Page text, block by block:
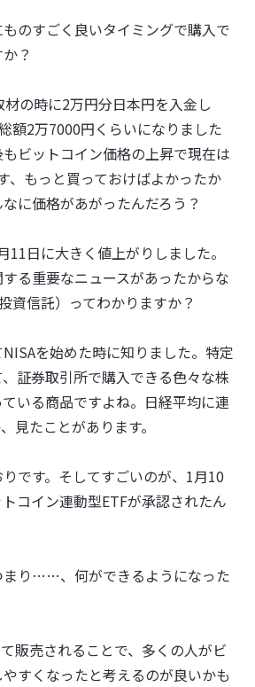
のすごく良いタイミングで購入で
？
の時に2万円分日本円を入金し
額2万7000円くらいになりました
もビットコイン価格の上昇で現在は
、もっと買っておけばよかったか
に価格があがったんだろう？
11日に大きく値上がりしました。
る重要なニュースがあったからな
資信託）ってわかりますか？
を始めた時に知りました。特定
証券取引所で購入できる色々な株
いる商品ですよね。日経平均に連
見たことがあります。
です。そしてすごいのが、1月10
コイン連動型ETFが承認されたん
まり……、何ができるようになった
販売されることで、多くの人がビ
すくなったと考えるのが良いかも